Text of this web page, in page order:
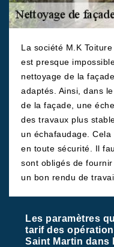
La société M.K
est presque
nettoyage de la
adaptés. Ainsi, dans
de la façade, une
des travaux plus
un échafaudage.
en toute sécurité. Il
sont obligés de
un bon rendu de
Les paramètres
tarif des
Saint Martin dans